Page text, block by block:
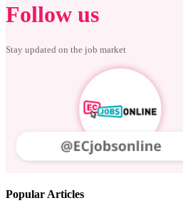
Follow us
Stay updated on the job market
Popular Articles